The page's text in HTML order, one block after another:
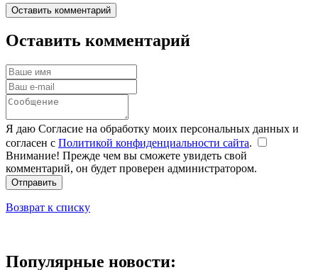
Оставить комментарий
Оставить комментарий
Я даю Согласие на обработку моих персональных данных и
согласен с Политикой конфиденциальности сайта.
Внимание! Прежде чем вы сможете увидеть свой
комментарий, он будет проверен администратором.
Отправить
Возврат к списку
Популярные новости: